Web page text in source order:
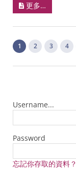
更多…
1 2 3 4
Username...
Password
忘記你存取的資料？